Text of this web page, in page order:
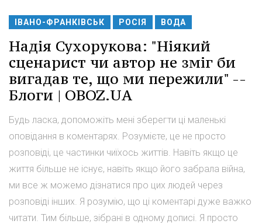
ІВАНО-ФРАНКІВСЬК РОСІЯ ВОДА
Надія Сухорукова: "Ніякий
сценарист чи автор не зміг би
вигадав те, що ми пережили" --
Блоги | OBOZ.UA
Будь ласка, допоможіть мені зберегти ці маленькі
оповідання в коментарях. Розумієте, це не просто
розповіді, це частинки чиїхось життів. Навіть якщо це
життя більше не існує, навіть якщо його забрала війна,
ми все ж можемо дізнатися про цих людей через
розповіді інших. Я розумію, що ці коментарі дуже важко
читати. Тим більше, зібрані в одному дописі. Я просто